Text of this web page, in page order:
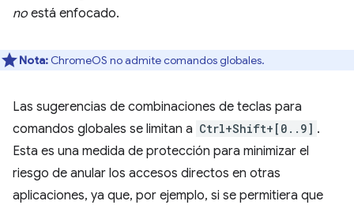
no está enfocado.
Nota: ChromeOS no admite comandos globales.
Las sugerencias de combinaciones de teclas para
comandos globales se limitan a Ctrl+Shift+[0..9] .
Esta es una medida de protección para minimizar el
riesgo de anular los accesos directos en otras
aplicaciones, ya que, por ejemplo, si se permitiera que